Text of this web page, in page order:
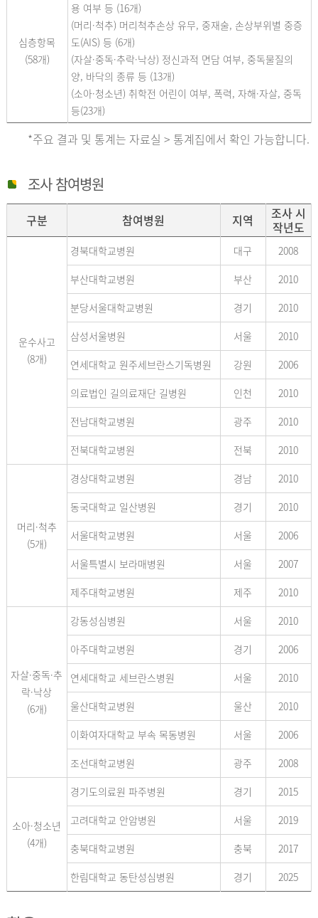
심층항목
(58개)
용 여부 등 (16개)
(머리·척추) 머리척추손상 유무, 중재술, 손상부위별 중증
도(AIS) 등 (6개)
(자살·중독·추락·낙상) 정신과적 면담 여부, 중독물질의
양, 바닥의 종류 등 (13개)
(소아·청소년) 취학전 어린이 여부, 폭력, 자해·자살, 중독
등(23개)
*주요 결과 및 통계는 자료실 > 통계집에서 확인 가능합니다.
조사 참여병원
구분 참여병원 지역
조사 시
작년도
운수사고
(8개)
경북대학교병원 대구
2008
부산대학교병원
부산
2010
분당서울대학교병원
경기
2010
삼성서울병원
서울
2010
연세대학교 원주세브란스기독병원
강원
2006
의료법인 길의료재단 길병원
인천
2010
전남대학교병원
광주
2010
전북대학교병원
전북 2010
머리·척추
(5개)
경상대학교병원 경남
2010
동국대학교 일산병원
경기
2010
서울대학교병원
서울
2006
서울특별시 보라매병원
서울
2007
제주대학교병원
제주 2010
자살·중독·추
락·낙상
(6개)
강동성심병원 서울
2010
아주대학교병원
경기
2006
연세대학교 세브란스병원
서울
2010
울산대학교병원
울산
2010
이화여자대학교 부속 목동병원
서울
2006
조선대학교병원
광주 2008
소아·청소년
(4개)
경기도의료원 파주병원 경기
2015
고려대학교 안암병원
서울
2019
충북대학교병원
충북
2017
한림대학교 동탄성심병원
경기 2025